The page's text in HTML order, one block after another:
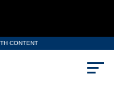
CONTENT